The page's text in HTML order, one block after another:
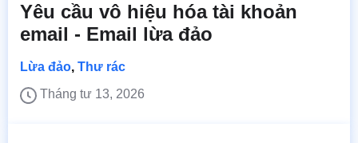
Yêu cầu vô hiệu hóa tài khoản
email - Email lừa đảo
Lừa đảo, Thư rác
Tháng tư 13, 2026